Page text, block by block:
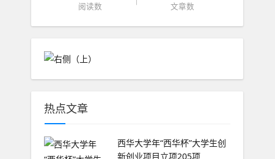
阅读数 文章数
热点文章
西华大学年“西华杯”大学生创
新创业项目立项205项